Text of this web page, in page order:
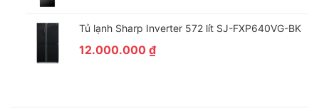
Tủ lạnh Sharp Inverter 572 lít SJ-FXP640VG-BK
12.000.000 ₫